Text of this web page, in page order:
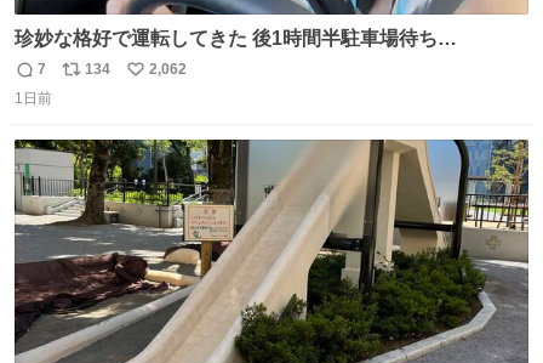
珍妙な格好で運転してきた 後1時間半駐車場待ち…
返
信
7
リ
ト
数
134
い
数
2,062
1日前